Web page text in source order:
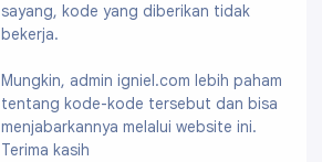
sayang, kode yang diberikan tidak
bekerja.
Mungkin, admin igniel.com lebih paham
tentang kode-kode tersebut dan bisa
menjabarkannya melalui website ini.
Terima kasih